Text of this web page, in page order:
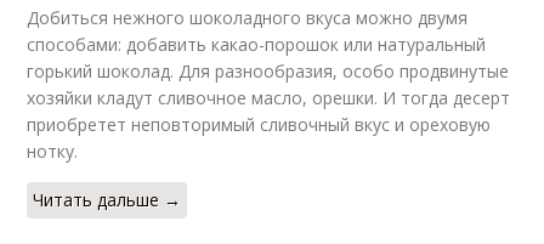
Добиться нежного шоколадного вкуса можно двумя
способами: добавить какао-порошок или натуральный
горький шоколад. Для разнообразия, особо продвинутые
хозяйки кладут сливочное масло, орешки. И тогда десерт
приобретет неповторимый сливочный вкус и ореховую
нотку.
Читать дальше →